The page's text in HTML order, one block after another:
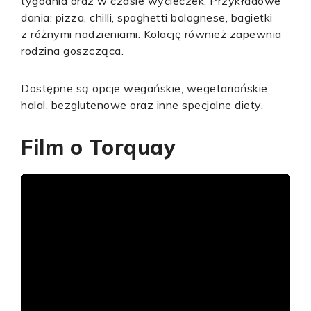
dania: pizza, chilli, spaghetti bolognese, bagietki
z różnymi nadzieniami. Kolację również zapewnia
rodzina goszcząca.
Dostępne są opcje wegańskie, wegetariańskie,
halal, bezglutenowe oraz inne specjalne diety.
Film o Torquay